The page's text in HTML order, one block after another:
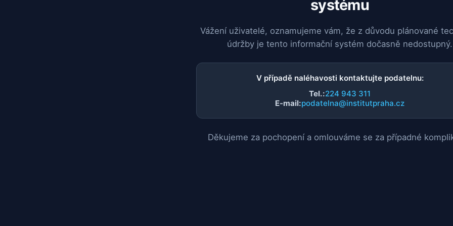
systému
Vážení uživatelé, oznamujeme vám, že z důvodu plánované
údržby je tento informační systém dočasně nedostupný.
V případě naléhavosti kontaktujte podatelnu:
Tel.:224 943 311
E-mail:podatelna@institutpraha.cz
Děkujeme za pochopení a omlouváme se za případné